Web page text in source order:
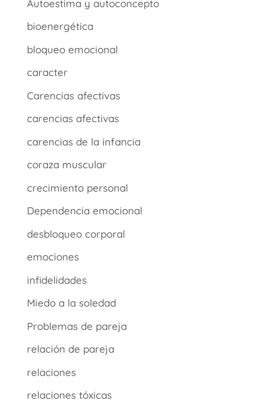
Autoestima y autoconcepto
bioenergética
bloqueo emocional
caracter
Carencias afectivas
carencias afectivas
carencias de la infancia
coraza muscular
crecimiento personal
Dependencia emocional
desbloqueo corporal
emociones
infidelidades
Miedo a la soledad
Problemas de pareja
relación de pareja
relaciones
relaciones tóxicas